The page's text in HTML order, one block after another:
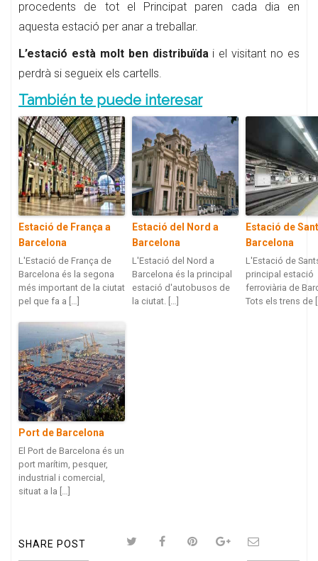
procedents de tot el Principat paren cada dia en
aquesta estació per anar a treballar.
L’estació està molt ben distribuïdai el visitant no es
perdrà si segueix els cartells.
También te puede interesar
Estació de França a
Barcelona
L'Estació de França de
Barcelona és la segona
més important de la ciutat
pel que fa a […]
Estació del Nord a
Barcelona
L'Estació del Nord a
Barcelona és la principal
estació d'autobusos de
la ciutat. […]
Estació de
Barcelona
L'Estació de
principal estació
ferroviària de
Tots els trens de
Port de Barcelona
El Port de Barcelona és un
port marítim, pesquer,
industrial i comercial,
situat a la […]
SHARE POST